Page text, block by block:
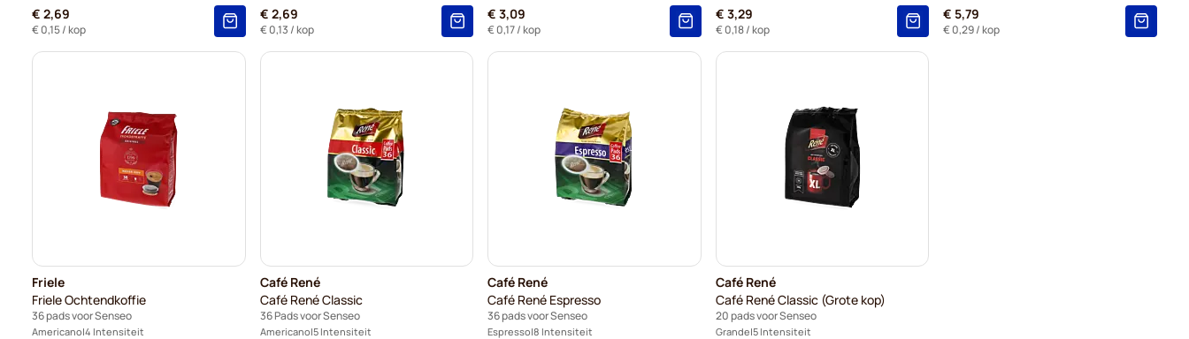
€ 2,69
€ 0,15/ kop
€ 2,69
€ 0,13 / kop
€ 3,09
€ 0,17/ kop
€ 3,29
€ 0,18/ kop
€ 5,79
€ 0,29/ kop
Friele
Friele Ochtendkoffie
36 pads voor Senseo
Americano 4 Intensiteit
Café René
Café René Classic
36 Pads voor Senseo
Americano 5 Intensiteit
Café René
Café René Espresso
36 pads voor Senseo
Espresso 8 Intensiteit
Café René
Café René Classic (Grote kop)
20 pads voor Senseo
Grande 5 Intensiteit